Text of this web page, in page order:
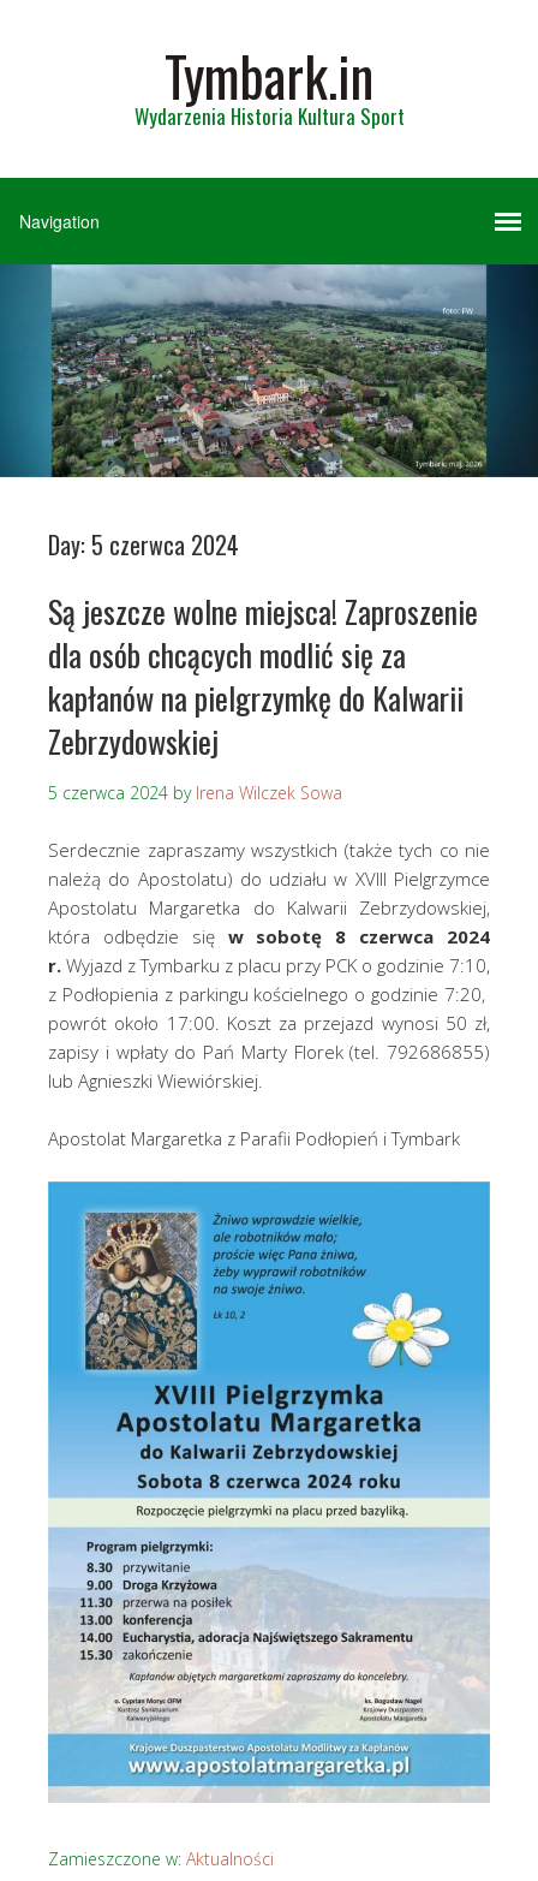
Tymbark.in
Wydarzenia Historia Kultura Sport
Day: 5 czerwca 2024
Są jeszcze wolne miejsca! Zaproszenie
dla osób chcących modlić się za
kapłanów na pielgrzymkę do Kalwarii
Zebrzydowskiej
5 czerwca 2024 by Irena Wilczek Sowa
Serdecznie zapraszamy wszystkich (także tych co nie
należą do Apostolatu) do udziału w XVIII Pielgrzymce
Apostolatu Margaretka do Kalwarii Zebrzydowskiej,
która odbędzie się w sobotę 8 czerwca 2024
r. Wyjazd z Tymbarku z placu przy PCK o godzinie 7:10,
z Podłopienia z parkingu kościelnego o godzinie 7:20,
powrót około 17:00. Koszt za przejazd wynosi 50 zł,
zapisy i wpłaty do Pań Marty Florek (tel. 792686855)
lub Agnieszki Wiewiórskiej.
Apostolat Margaretka z Parafii Podłopień i Tymbark
Zamieszczone w: Aktualności